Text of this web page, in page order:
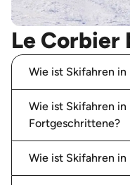
Le Corbier
Wie ist Skifahren
Wie ist Skifahren
Fortgeschrittene?
Wie ist Skifahren